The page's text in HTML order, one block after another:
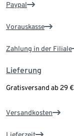
Paypal
Vorauskasse
Zahlung in der Filiale
Lieferung
Gratisversand ab 29
Versandkosten